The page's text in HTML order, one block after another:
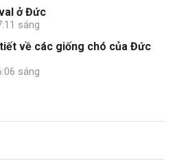
ở Đức
sáng
về các giống chó của Đức
sáng